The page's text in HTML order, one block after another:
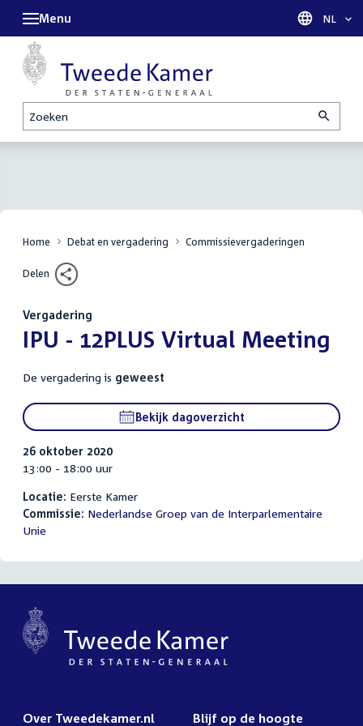
Zoeken
Menu Taal
NL
Home Debat en vergadering Commissievergaderingen
Delen
Vergadering
:IPU - 12PLUS Virtual Meeting
De vergadering is geweest
Bekijk dagoverzicht
26 oktober 2020
13:00 - 18:00 uur
Locatie: Eerste Kamer
Commissie: Nederlandse Groep van de Interparlementaire
Unie
Over Tweedekamer.nl Blijf op de hoogte